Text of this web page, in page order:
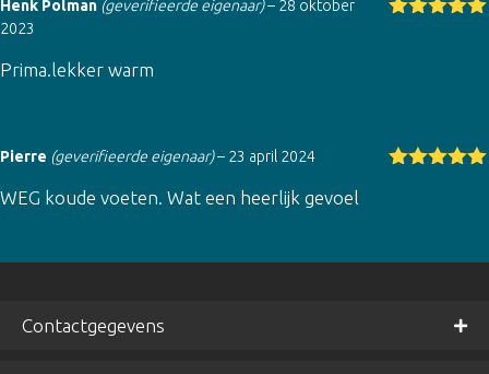
Henk Polman (geverifieerde eigenaar)– 28 oktober
2023
Prima.lekker warm
Pierre (geverifieerde eigenaar)– 23 april 2024
WEG koude voeten. Wat een heerlijk gevoel
Contactgegevens